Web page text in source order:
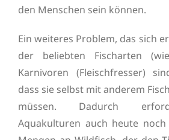
den Menschen sein können.
Ein weiteres Problem, das sich
der beliebten Fischarten
Karnivoren (Fleischfresser)
dass sie selbst mit anderem
müssen. Dadurch
Aquakulturen auch heute